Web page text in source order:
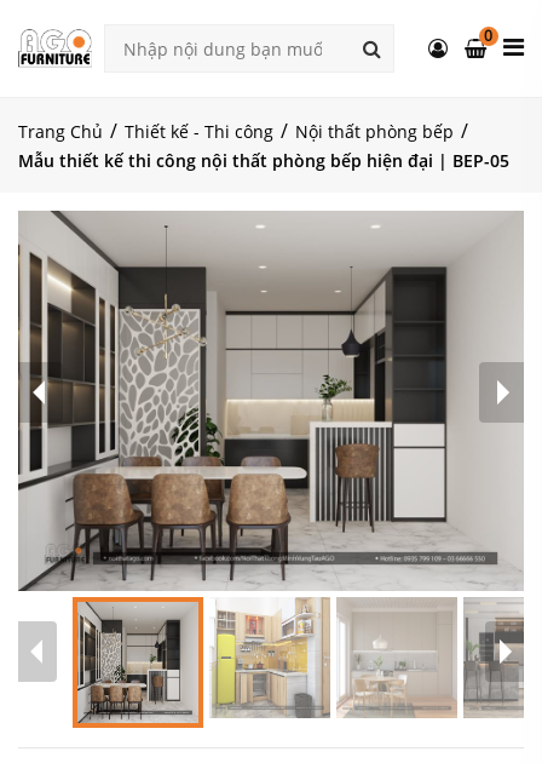
0
Trang Chủ Thiết kế - Thi công
Nội thất phòng bếp
Mẫu thiết kế thi công nội thất phòng bếp hiện đại | BEP-05